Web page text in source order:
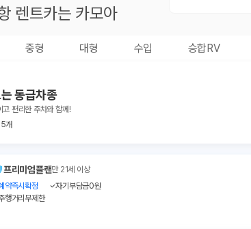
렌트카는 카모아
중형 대형 수입 승합RV
동급차종
편리한 주차와 함께!
5개
프리미엄플랜만 21세 이상
약즉시확정
자기부담금0원
행거리무제한